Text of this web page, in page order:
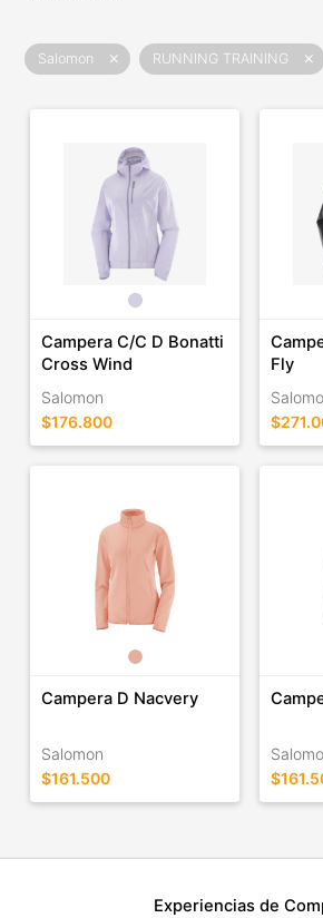
Salomon close RUNNING TRAINING close
Campera C/C D Bonatti
Cross Wind
Salomon
$176.800
Fly
Campera D Nacvery
Salomon
$161.500
Experiencias de